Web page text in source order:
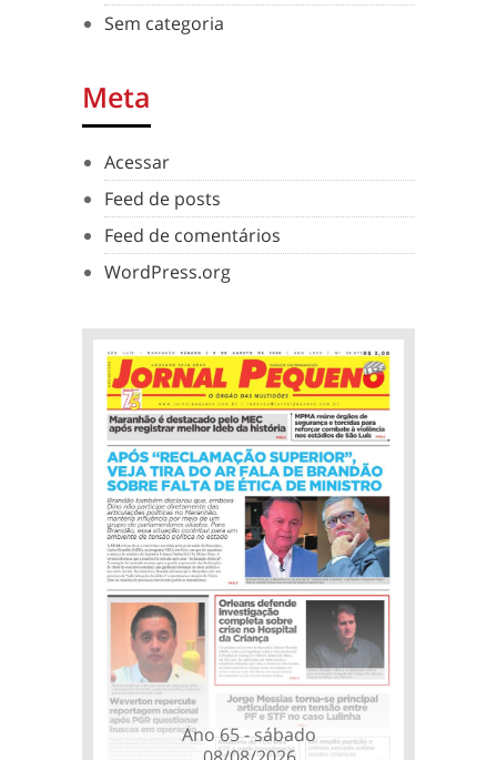
Sem categoria
Meta
Acessar
Feed de posts
Feed de comentários
WordPress.org
Ano 65 - sábado